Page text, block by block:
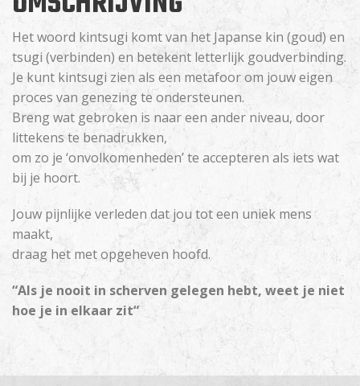
Het woord kintsugi komt van het Japanse kin (goud) en
tsugi (verbinden) en betekent letterlijk goudverbinding.
Je kunt kintsugi zien als een metafoor om jouw eigen
proces van genezing te ondersteunen.
Breng wat gebroken is naar een ander niveau, door
littekens te benadrukken,
om zo je ‘onvolkomenheden’ te accepteren als iets wat
bij je hoort.
Jouw pijnlijke verleden dat jou tot een uniek mens
maakt,
draag het met opgeheven hoofd.
“Als je nooit in scherven gelegen hebt, weet je niet
hoe je in elkaar zit“